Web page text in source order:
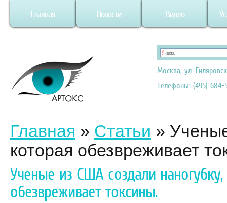
Главная Новости Видео
Москва, ул.
Телефоны: (495) 684-
Главная » Статьи »
которая обезвреживает
Ученые из США создали наногубку,
обезвреживает токсины.